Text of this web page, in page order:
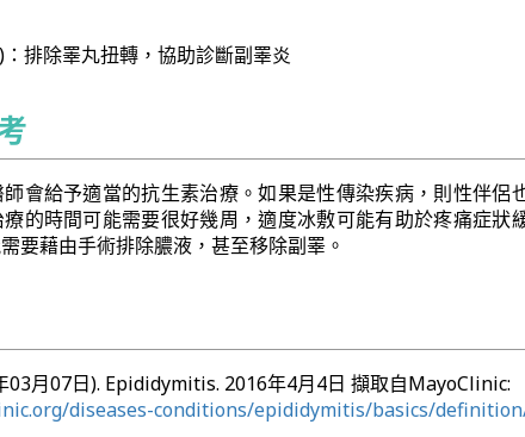
排除睪丸扭轉，協助診斷副睪炎
會給予適當的抗生素治療。如果是性傳染疾病，則性伴侶
的時間可能需要很好幾周，適度冰敷可能有助於疼痛症狀
要藉由手術排除膿液，甚至移除副睪。
03月07日). Epididymitis. 2016年4月4日 擷取自MayoClinic:
diseases-conditions/epididymitis/basics/